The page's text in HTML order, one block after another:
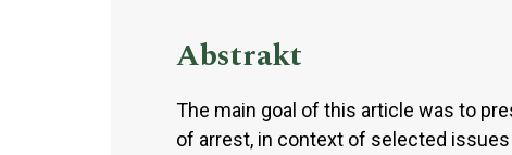
Abstrakt
The main goal of this article was to
of arrest, in context of selected